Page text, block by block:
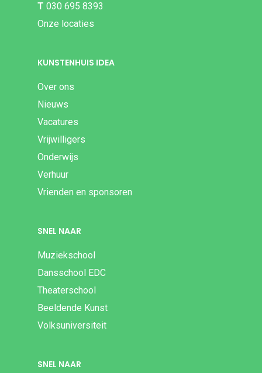
T 030 695 8393
Onze locaties
KUNSTENHUIS IDEA
Over ons
Nieuws
Vacatures
Vrijwilligers
Onderwijs
Verhuur
Vrienden en sponsoren
SNEL NAAR
Muziekschool
Dansschool EDC
Theaterschool
Beeldende Kunst
Volksuniversiteit
SNEL NAAR